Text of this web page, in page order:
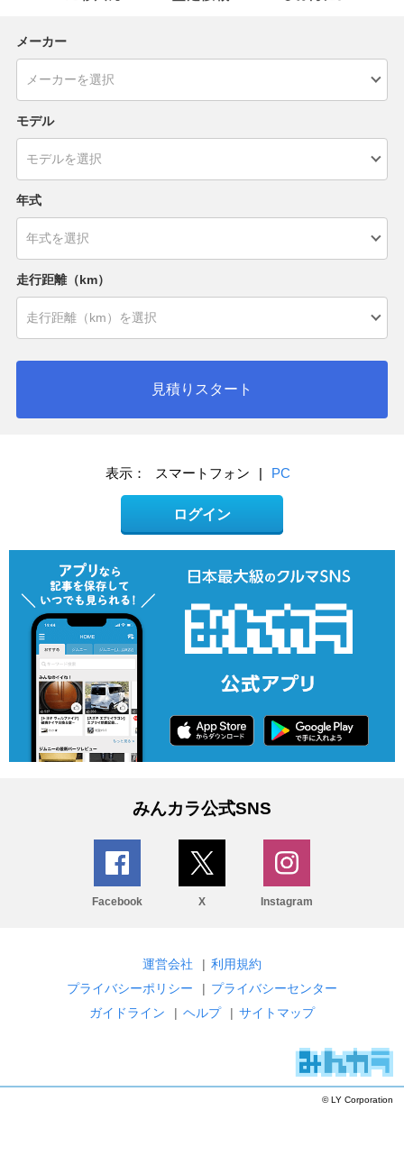
メーカー
モデル
年式
走行距離（km）
見積りスタート
表示： スマートフォン | PC
ログイン
みんカラ公式SNS
Facebook X Instagram
運営会社 | 利用規約
プライバシーポリシー
| プライバシーセンター
ガイドライン
| ヘルプ | サイトマップ
© LY Corporation